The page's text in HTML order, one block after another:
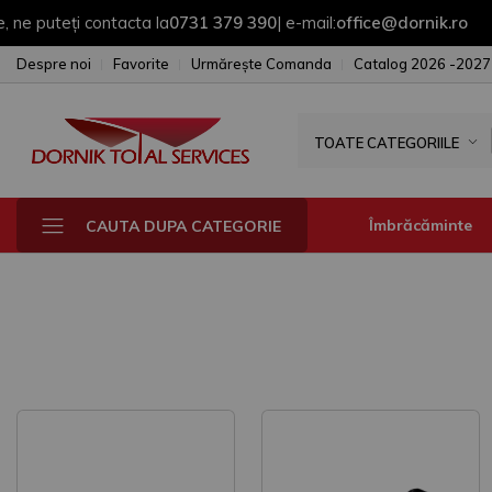
contacta la0731 379 390| e-mail:office@dornik.ro |
Despre noi Favorite Urmărește Comanda Catalog 2026 -2027
TOATE CATEGORIILE
CAUTA DUPA CATEGORIE Îmbrăcăminte